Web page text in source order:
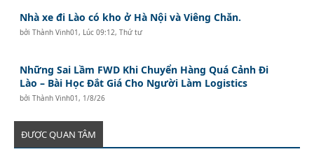
Nhà xe đi Lào có kho ở Hà Nội và Viêng Chăn.
bởiThành Vinh01 , Lúc 09:12, Thứ tư
Những Sai Lầm FWD Khi Chuyển Hàng Quá Cảnh Đi
Lào – Bài Học Đắt Giá Cho Người Làm Logistics
bởiThành Vinh01 , 1/8/26
ĐƯỢC QUAN TÂM